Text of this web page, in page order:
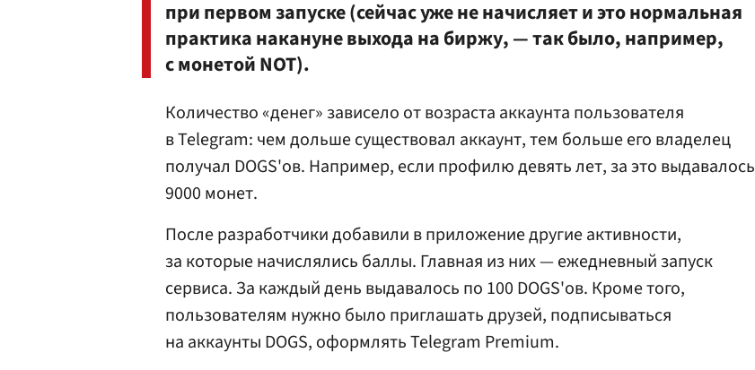
при первом запуске (сейчас уже не начисляет и это нормальная
практика накануне выхода на биржу, — так было, например,
с монетой NOT).
Количество «денег» зависело от возраста аккаунта пользователя
в Telegram: чем дольше существовал аккаунт, тем больше его владелец
получал DOGS'ов. Например, если профилю девять лет, за это выдавалось
9000 монет.
После разработчики добавили в приложение другие активности,
за которые начислялись баллы. Главная из них — ежедневный запуск
сервиса. За каждый день выдавалось по 100 DOGS'ов. Кроме того,
пользователям нужно было приглашать друзей, подписываться
на аккаунты DOGS, оформлять Telegram Premium.